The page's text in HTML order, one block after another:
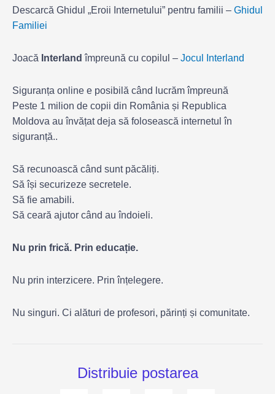
Descarcă Ghidul „Eroii Internetului” pentru familii – Ghidul
Familiei
Joacă Interland împreună cu copilul – Jocul Interland
Siguranța online e posibilă când lucrăm împreună
Peste 1 milion de copii din România și Republica
Moldova au învățat deja să folosească internetul în
siguranță..
Să recunoască când sunt păcăliți.
Să își securizeze secretele.
Să fie amabili.
Să ceară ajutor când au îndoieli.
Nu prin frică. Prin educație.
Nu prin interzicere. Prin înțelegere.
Nu singuri. Ci alături de profesori, părinți și comunitate.
Distribuie postarea